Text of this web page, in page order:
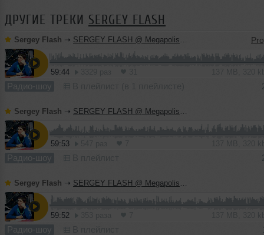
ДРУГИЕ ТРЕКИ SERGEY FLASH
Sergey Flash ➝ SERGEY FLASH @ Megapolis FM (21 July 2013)
59:44
Радио-шоу
Sergey Flash ➝ SERGEY FLASH @ Megapolis FM (14 July 2013)
59:53
Радио-шоу
Sergey Flash ➝ SERGEY FLASH @ Megapolis FM (7 July 2013)
59:52
Радио-шоу